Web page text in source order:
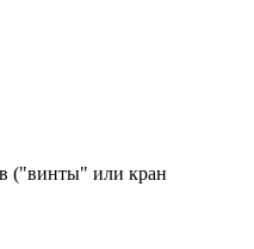
("винты" или кран